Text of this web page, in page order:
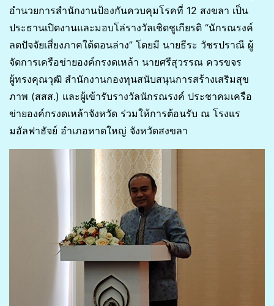
อำนวยการสำนักงานป้องกันควบคุมโรคที่ 12 สงขลา เป็น
ประธานเปิดงานและมอบโล่รางวัลเชิดชูเกียรติ “นักรณรงค์
ลดปัจจัยเสี่ยงภาคใต้ตอนล่าง” โดยมี นายธีระ วัชรปราณี ผู้
จัดการเครือข่ายองค์กรงดเหล้า นายศรีสุวรรณ ควรขจร
ผู้ทรงคุณวุฒิ สำนักงานกองทุนสนับสนุนการสร้างเสริมสุข
ภาพ (สสส.) และผู้เข้ารับรางวัลนักรณรงค์ ประชาคมเครือ
ข่ายองค์กรงดเหล้าจังหวัด ร่วมให้การต้อนรับ ณ โรงแร
มอัลฟาฮัจย์ อำเภอหาดใหญ่ จังหวัดสงขลา